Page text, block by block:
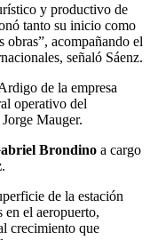
y productivo de
tanto su inicio como
obras”, acompañando el
señaló Sáenz.
de la empresa
operativo del
Mauger.
Brondino a cargo
.
de la estación
en el aeropuerto,
crecimiento que